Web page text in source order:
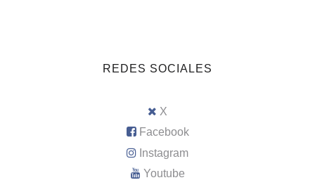
REDES SOCIALES
X
Facebook
Instagram
Youtube